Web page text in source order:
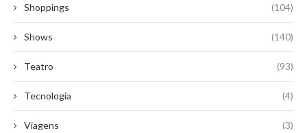
Shoppings (104)
Shows (140)
Teatro (93)
Tecnologia (4)
Viagens (3)